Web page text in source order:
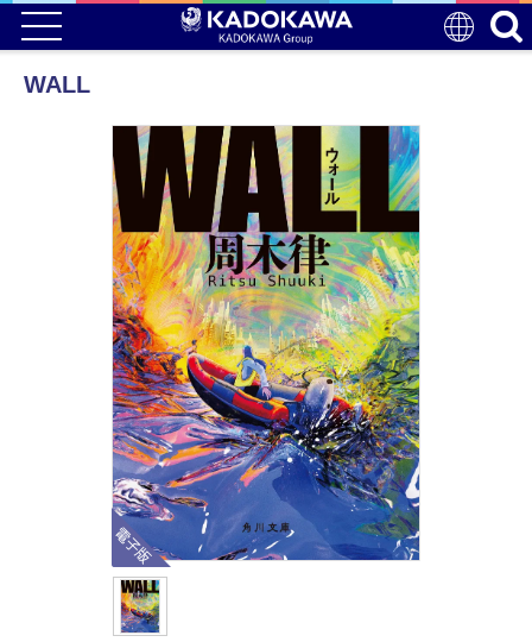
WALL
電子版